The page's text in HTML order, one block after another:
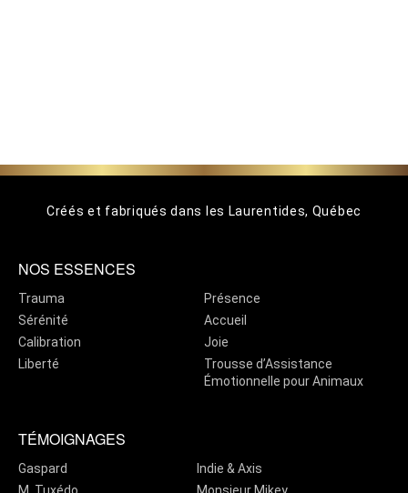
Créés et fabriqués dans les Laurentides, Québec
NOS ESSENCES
Trauma
Présence
Sérénité
Accueil
Calibration
Joie
Liberté
Trousse d’Assistance
Émotionnelle pour Animaux
TÉMOIGNAGES
Gaspard
Indie & Axis